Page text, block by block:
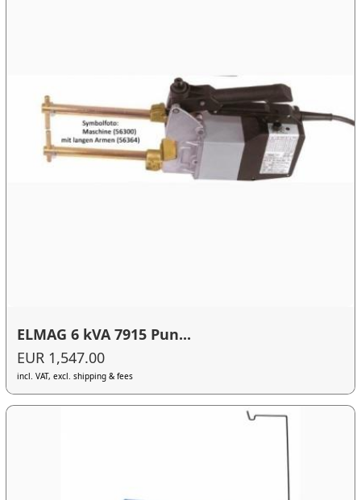
ELMAG 6 kVA 7915 Pun...
EUR 1,547.00
incl. VAT, excl. shipping & fees